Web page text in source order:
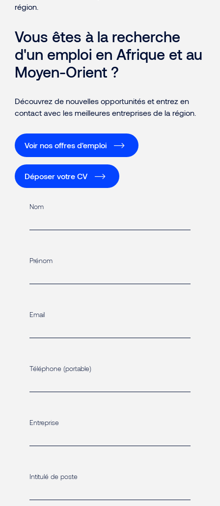
région.
Vous êtes à la recherche
d'un emploi en Afrique et au
Moyen-Orient ?
Découvrez de nouvelles opportunités et entrez en
contact avec les meilleures entreprises de la région.
Voir nos offres d'emploi
Déposer votre CV
Nom
Prénom
Email
Téléphone (portable)
Entreprise
Intitulé de poste